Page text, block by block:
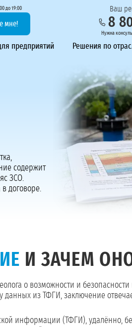
до 19:00
мне!
Ваш
8
Нужна
предприятий Решения по
содержит
ЗСО.
договоре.
И ЗАЧЕМ
о возможности и безопасности
данных из ТФГИ, заключение
информации (ТФГИ), удалённо,